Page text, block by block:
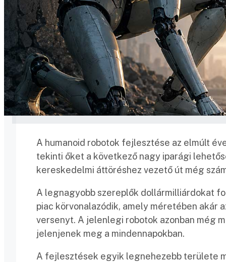
A humanoid robotok fejlesztése az elmúlt
tekinti őket a következő nagy iparági
kereskedelmi áttöréshez vezető út még
A legnagyobb szereplők dollármilliárdokat
piac körvonalazódik, amely méretében akár
versenyt. A jelenlegi robotok azonban még
jelenjenek meg a mindennapokban.
A fejlesztések egyik legnehezebb területe